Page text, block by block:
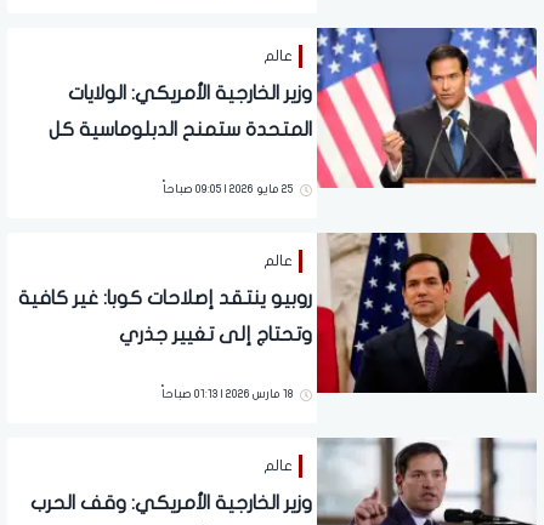
عالم
وزير الخارجية الأمريكي: الولايات
المتحدة ستمنح الدبلوماسية كل
25 مايو 2026 | 09:05 صباحاً
عالم
روبيو ينتقد إصلاحات كوبا: غير كافية
وتحتاج إلى تغيير جذري
18 مارس 2026 | 01:13 صباحاً
عالم
وزير الخارجية الأمريكي: وقف الحرب